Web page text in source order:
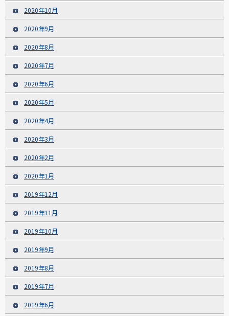
2020年10月
2020年9月
2020年8月
2020年7月
2020年6月
2020年5月
2020年4月
2020年3月
2020年2月
2020年1月
2019年12月
2019年11月
2019年10月
2019年9月
2019年8月
2019年7月
2019年6月